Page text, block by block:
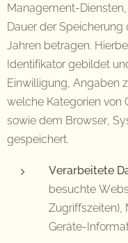
Management-
Dauer der
Jahren betragen.
Identifikator gebildet
Einwilligung, Angaben
welche Kategorien von
sowie dem Browser,
gespeichert.
Verarbeitete
besuchte
Zugriffszeiten),
Geräte-